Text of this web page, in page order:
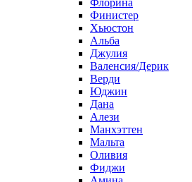
Флорина
Финистер
Хьюстон
Альба
Джулия
Валенсия/Дерик
Верди
Юджин
Дана
Алези
Манхэттен
Мальта
Оливия
Фиджи